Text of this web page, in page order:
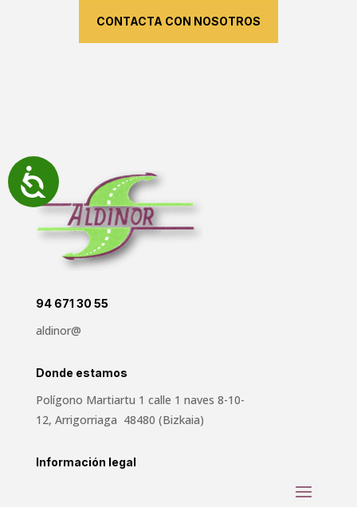
Accesibilidad
CONTACTA CON NOSOTROS
94 671 30 55
aldinor@
Donde estamos
Polígono Martiartu 1 calle 1 naves 8-10-
12, Arrigorriaga 48480 (Bizkaia)
Información legal